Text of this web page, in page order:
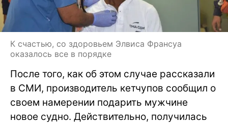
К счастью, со здоровьем Элвиса Франсуа
оказалось все в порядке
После того, как об этом случае рассказали
в СМИ, производитель кетчупов сообщил о
своем намерении подарить мужчине
новое судно. Действительно, получилась